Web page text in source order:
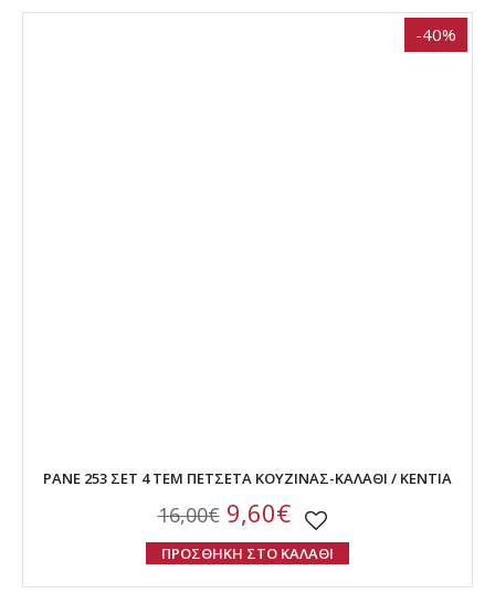
-40%
PANE 253 ΣΕΤ 4 ΤΕΜ ΠΕΤΣΕΤΑ ΚΟΥΖΙΝΑΣ-ΚΑΛΑΘΙ / KENTIA
16,00€9,60€
ΠΡΟΣΘΗΚΗ ΣΤΟ ΚΑΛΑΘΙ